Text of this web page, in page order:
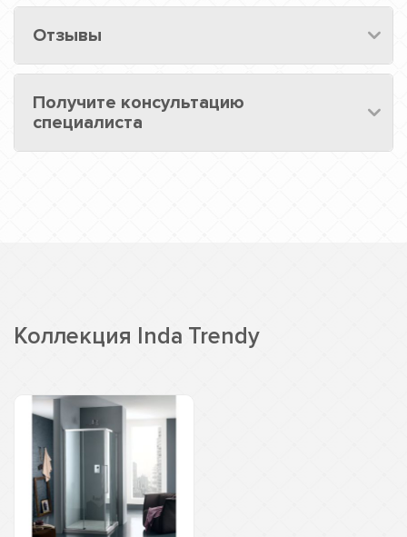
Отзывы
Получите консультацию
специалиста
Коллекция Inda Trendy